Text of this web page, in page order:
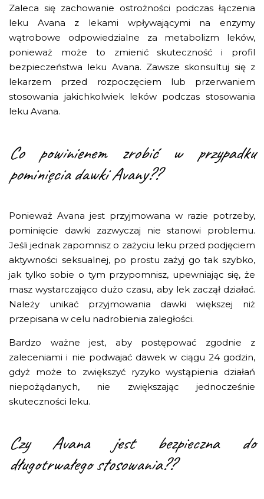
Zaleca się zachowanie ostrożności podczas łączenia
leku Avana z lekami wpływającymi na enzymy
wątrobowe odpowiedzialne za metabolizm leków,
ponieważ może to zmienić skuteczność i profil
bezpieczeństwa leku Avana. Zawsze skonsultuj się z
lekarzem przed rozpoczęciem lub przerwaniem
stosowania jakichkolwiek leków podczas stosowania
leku Avana.
Co powinienem zrobić w przypadku
pominięcia dawki Avany??
Ponieważ Avana jest przyjmowana w razie potrzeby,
pominięcie dawki zazwyczaj nie stanowi problemu.
Jeśli jednak zapomnisz o zażyciu leku przed podjęciem
aktywności seksualnej, po prostu zażyj go tak szybko,
jak tylko sobie o tym przypomnisz, upewniając się, że
masz wystarczająco dużo czasu, aby lek zaczął działać.
Należy unikać przyjmowania dawki większej niż
przepisana w celu nadrobienia zaległości.
Bardzo ważne jest, aby postępować zgodnie z
zaleceniami i nie podwajać dawek w ciągu 24 godzin,
gdyż może to zwiększyć ryzyko wystąpienia działań
niepożądanych, nie zwiększając jednocześnie
skuteczności leku.
Czy Avana jest bezpieczna do
długotrwałego stosowania??